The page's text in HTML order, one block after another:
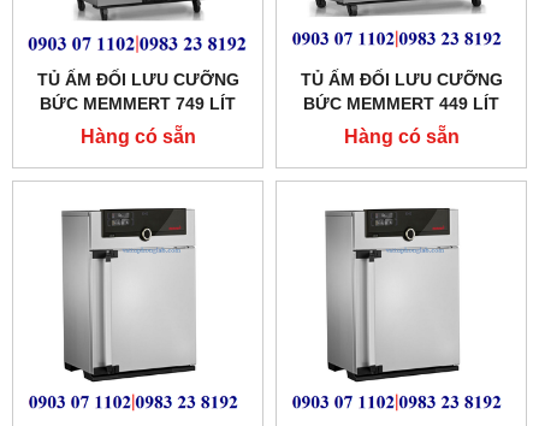
TỦ ẤM ĐỐI LƯU CƯỠNG
BỨC MEMMERT 749 LÍT
MODEL:IF750
Hàng có sẵn
TỦ ẤM ĐỐI LƯU CƯỠNG
BỨC MEMMERT 449 LÍT
MODEL:IF450
Hàng có sẵn